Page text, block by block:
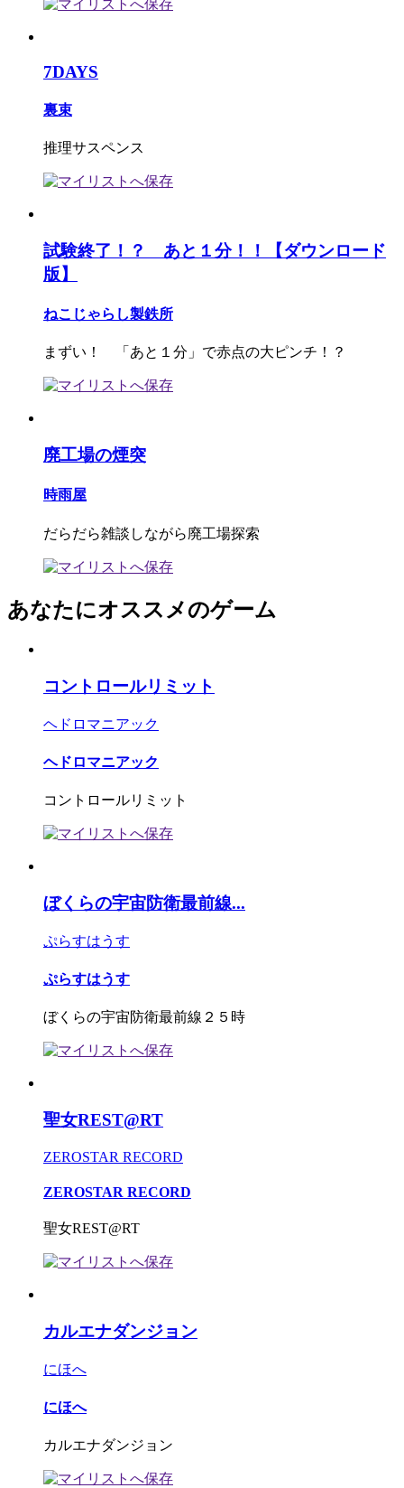
7DAYS
裏束
推理サスペンス
試験終了！？ あと１分！！【ダウンロード
版】
ねこじゃらし製鉄所
まずい！ 「あと１分」で赤点の大ピンチ！？
廃工場の煙突
時雨屋
だらだら雑談しながら廃工場探索
あなたにオススメのゲーム
コントロールリミット
ヘドロマニアック
ヘドロマニアック
コントロールリミット
ぼくらの宇宙防衛最前線...
ぷらすはうす
ぷらすはうす
ぼくらの宇宙防衛最前線２５時
聖女REST@RT
ZEROSTAR RECORD
ZEROSTAR RECORD
聖女REST@RT
カルエナダンジョン
にほへ
にほへ
カルエナダンジョン